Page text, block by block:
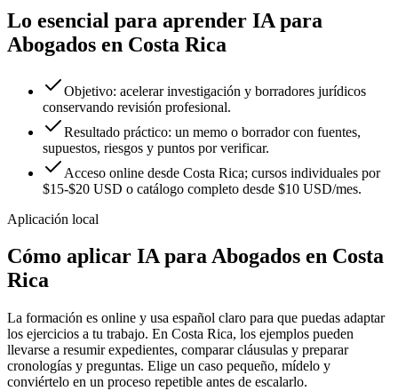
Lo esencial para aprender IA para
Abogados en Costa Rica
Objetivo: acelerar investigación y borradores jurídicos
conservando revisión profesional.
Resultado práctico: un memo o borrador con fuentes,
supuestos, riesgos y puntos por verificar.
Acceso online desde Costa Rica; cursos individuales por
$15-$20 USD o catálogo completo desde $10 USD/mes.
Aplicación local
Cómo aplicar IA para Abogados en Costa
Rica
La formación es online y usa español claro para que puedas adaptar
los ejercicios a tu trabajo. En Costa Rica, los ejemplos pueden
llevarse a resumir expedientes, comparar cláusulas y preparar
cronologías y preguntas. Elige un caso pequeño, mídelo y
conviértelo en un proceso repetible antes de escalarlo.